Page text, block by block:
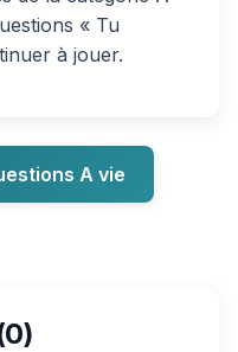
« Tu
à jouer.
A vie